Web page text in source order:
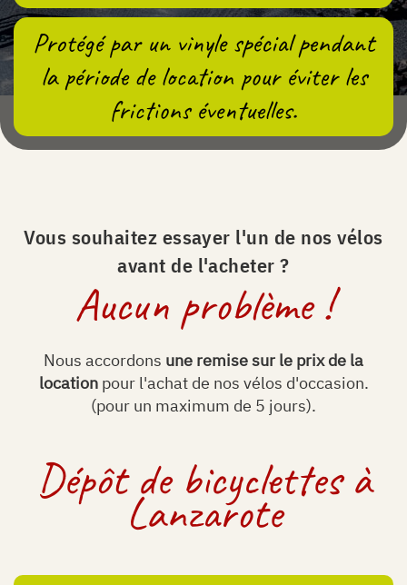
Protégé par un vinyle spécial pendant
la période de location pour éviter les
frictions éventuelles.
Vous souhaitez essayer l'un de nos vélos
avant de l'acheter ?
Aucun problème !
Nous accordons une remise sur le prix de la
location pour l'achat de nos vélos d'occasion.
(pour un maximum de 5 jours).
Dépôt de bicyclettes à
Lanzarote